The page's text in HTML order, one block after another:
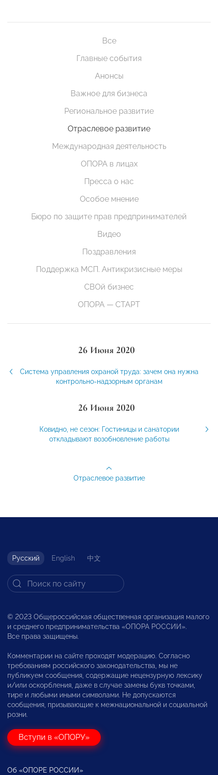
Все
Главные события
Анонсы
Важное для бизнеса
Региональное развитие
Отраслевое развитие
Международная деятельность
ОПОРА в лицах
Пресса о нас
Особое мнение
Бюро по защите прав предпринимателей
Видео
Поздравления
Поддержка МСП. Антикризисные меры
СВОй бизнес
ОПОРА — СТАРТ
26 Июня 2020
Система управления охраной труда: зачем она нужна
контрольно-надзорным органам
26 Июня 2020
Ковидно, не сезон: Гостиницы и санатории
откладывают возобновление работы
Отраслевое развитие
Русский English 中文
© 2023 Общероссийская общественная организация малого
и среднего предпринимательства «ОПОРА РОССИИ».
Все права защищены.
Комментарии на сайте проходят модерацию. Согласно
требованиям российского законодательства, мы не
публикуем сообщения, содержащие нецензурную лексику
и/или оскорбления, даже в случае замены букв точками,
тире и любыми иными символами. Не допускаются
сообщения, призывающие к межнациональной и социальной
розни.
Вступи в «ОПОРУ»
Об «ОПОРЕ РОССИИ»